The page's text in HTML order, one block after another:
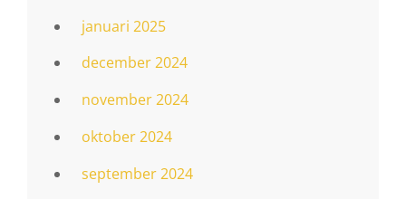
januari 2025
december 2024
november 2024
oktober 2024
september 2024